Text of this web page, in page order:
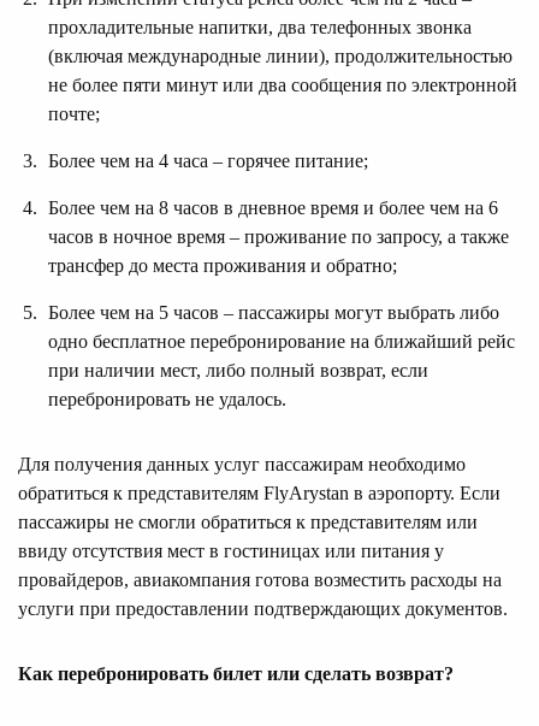
прохладительные напитки, два телефонных звонка
(включая международные линии), продолжительностью
не более пяти минут или два сообщения по электронной
почте;
Более чем на 4 часа – горячее питание;
Более чем на 8 часов в дневное время и более чем на 6
часов в ночное время – проживание по запросу, а также
трансфер до места проживания и обратно;
Более чем на 5 часов – пассажиры могут выбрать либо
одно бесплатное перебронирование на ближайший рейс
при наличии мест, либо полный возврат, если
перебронировать не удалось.
Для получения данных услуг пассажирам необходимо
обратиться к представителям FlyArystan в аэропорту. Если
пассажиры не смогли обратиться к представителям или
ввиду отсутствия мест в гостиницах или питания у
провайдеров, авиакомпания готова возместить расходы на
услуги при предоставлении подтверждающих документов.
Как перебронировать билет или сделать возврат?